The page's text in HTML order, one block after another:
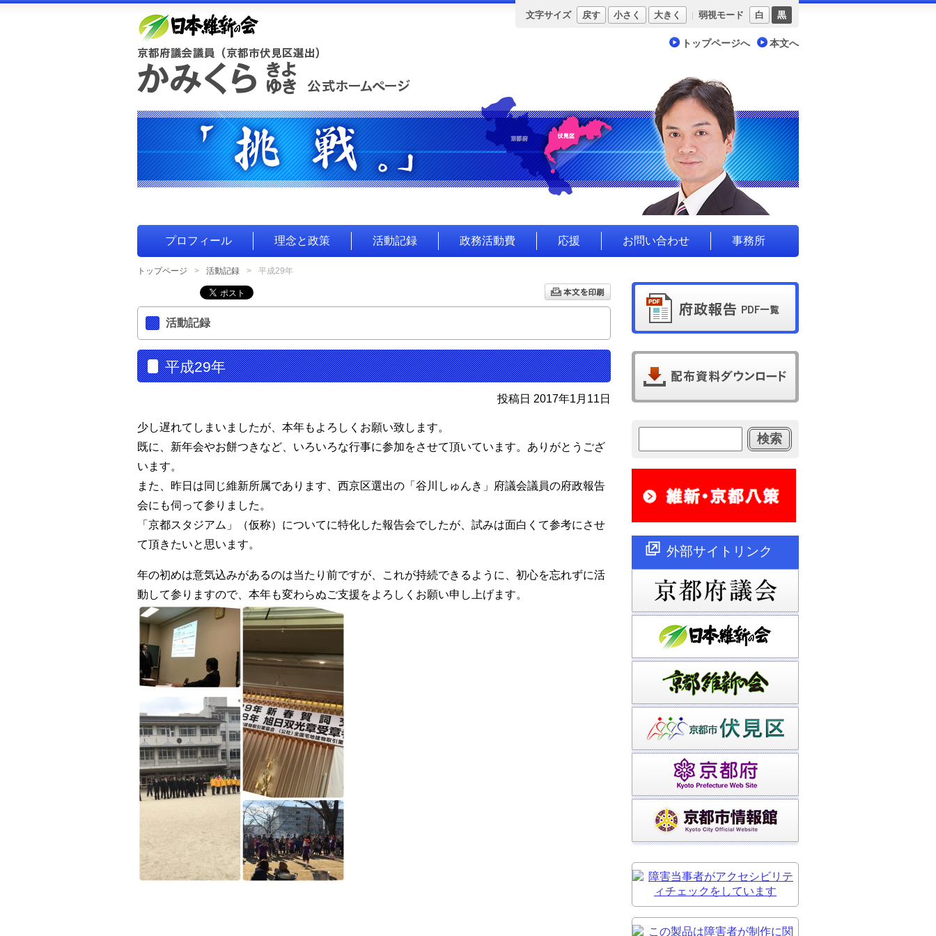
トップページへ 本文へ
文字サイズ 戻す 小さく 大きく 弱視モード 白 黒
プロフィール 理念と政策 活動記録 政務活動費 応援 お問い合わせ 事務所
トップページ 活動記録 平成29年
活動記録
平成29年
投稿日 2017年1月11日
少し遅れてしまいましたが、本年もよろしくお願い致します。
既に、新年会やお餅つきなど、いろいろな行事に参加をさせて頂いています。ありがとうござ
います。
また、昨日は同じ維新所属であります、西京区選出の「谷川しゅんき」府議会議員の府政報告
会にも伺って参りました。
「京都スタジアム」（仮称）についてに特化した報告会でしたが、試みは面白くて参考にさせ
て頂きたいと思います。
年の初めは意気込みがあるのは当たり前ですが、これが持続できるように、初心を忘れずに活
動して参りますので、本年も変わらぬご支援をよろしくお願い申し上げます。
外部サイトリンク